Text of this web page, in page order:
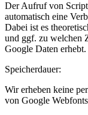
Der Aufruf von
automatisch eine
Dabei ist es
und ggf. zu welchen
Google Daten erhebt.
Speicherdauer:
Wir erheben keine
von Google